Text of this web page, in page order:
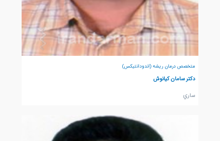
متخصص درمان ریشه (اندودانتیکس)
دکتر سامان کیانوش
ساري